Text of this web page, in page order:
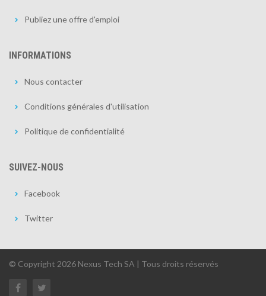
Publiez une offre d'emploi
INFORMATIONS
Nous contacter
Conditions générales d'utilisation
Politique de confidentialité
SUIVEZ-NOUS
Facebook
Twitter
© Copyright 2026 Nexus Tech SA | Tous droits réservés